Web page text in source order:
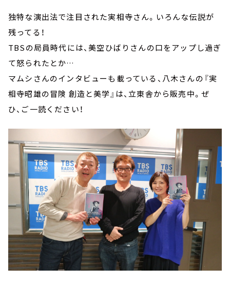
独特な演出法で注目された実相寺さん。いろんな伝説が
残ってる！
TBSの局員時代には、美空ひばりさんの口をアップし過ぎ
て怒られたとか…
マムシさんのインタビューも載っている、八木さんの『実
相寺昭雄の冒険 創造と美学』は、立東舎から販売中。ぜ
ひ、ご一読ください！